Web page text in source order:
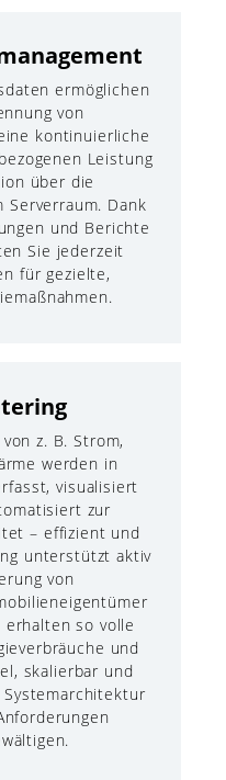
ermöglichen
von
kontinuierliche
Leistung
über die
Serverraum. Dank
und Berichte
Sie jederzeit
für gezielte,
z. B. Strom,
werden in
visualisiert
zur
– effizient und
unterstützt aktiv
von
erhalten so volle
und
skalierbar und